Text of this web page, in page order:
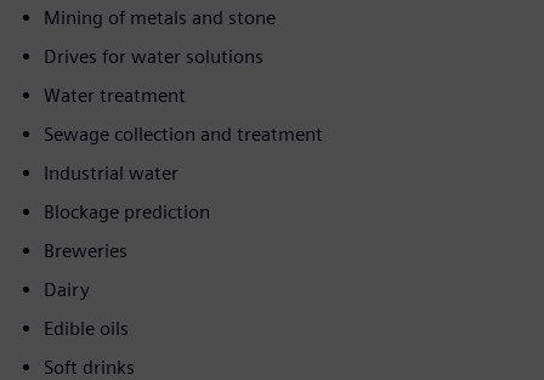
Mining of metals and stone
Drives for water solutions
Water treatment
Sewage collection and treatment
Industrial water
Blockage prediction
Breweries
Dairy
Edible oils
Soft drinks